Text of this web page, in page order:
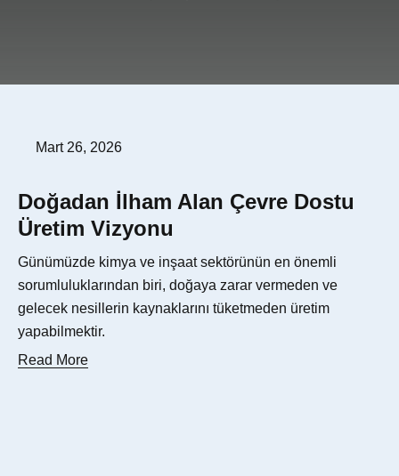
Mart 26, 2026
Doğadan İlham Alan Çevre Dostu
Üretim Vizyonu
Günümüzde kimya ve inşaat sektörünün en önemli
sorumluluklarından biri, doğaya zarar vermeden ve
gelecek nesillerin kaynaklarını tüketmeden üretim
yapabilmektir.
Read More